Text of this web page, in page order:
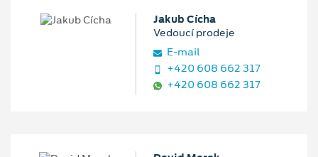
Jakub Cícha
Vedoucí prodeje
E‑mail
+420 608 662 317
+420 608 662 317